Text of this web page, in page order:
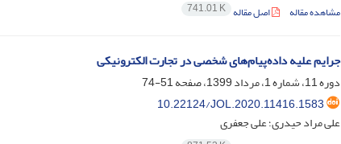
مشاهده مقاله اصل مقاله 741.01 K
جرایم علیه داده‌پیام‌های شخصی در تجارت الکترونیکی
دوره 11، شماره 1، مرداد 1399، صفحه
51-74
10.22124/JOL.2020.11416.1583
علی مراد حیدری؛ علی جعفری